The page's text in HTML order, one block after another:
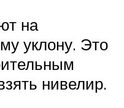
на
уклону. Это
нивелир.